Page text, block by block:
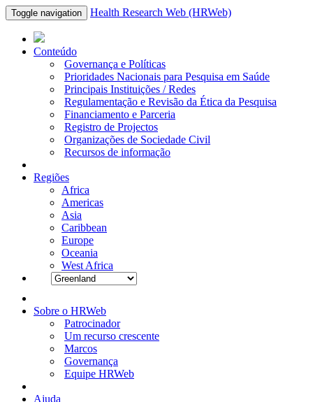
Toggle navigation Health Research Web (HRWeb)
Conteúdo
Governança e Políticas
Prioridades Nacionais para Pesquisa em Saúde
Principais Instituições / Redes
Regulamentação e Revisão da Ética da Pesquisa
Financiamento e Parceria
Registro de Projectos
Organizações de Sociedade Civil
Recursos de informação
Regiões
Africa
Americas
Asia
Caribbean
Europe
Oceania
West Africa
Sobre o HRWeb
Patrocinador
Um recurso crescente
Marcos
Governança
Equipe HRWeb
Ajuda